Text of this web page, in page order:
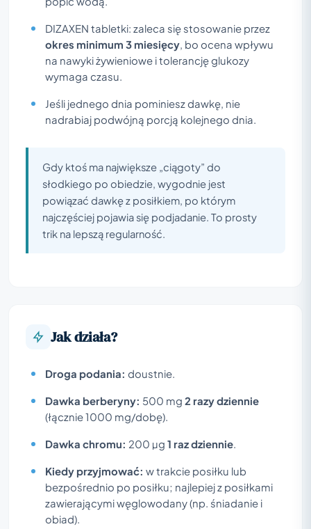
DIZAXEN tabletki: zaleca się stosowanie przez
okres minimum 3 miesięcy , bo ocena wpływu
na nawyki żywieniowe i tolerancję glukozy
wymaga czasu.
Jeśli jednego dnia pominiesz dawkę, nie
nadrabiaj podwójną porcją kolejnego dnia.
Gdy ktoś ma największe „ciągoty” do
słodkiego po obiedzie, wygodnie jest
powiązać dawkę z posiłkiem, po którym
najczęściej pojawia się podjadanie. To prosty
trik na lepszą regularność.
Jak działa?
Droga podania: doustnie.
Dawka berberyny: 500 mg 2 razy dziennie
(łącznie 1000 mg/dobę).
Dawka chromu: 200 µg 1 raz dziennie
Kiedy przyjmować: w trakcie posiłku lub
bezpośrednio po posiłku; najlepiej z posiłkami
zawierającymi węglowodany (np. śniadanie i
obiad).